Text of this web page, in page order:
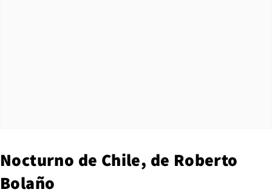
Nocturno de Chile, de Roberto
Bolaño